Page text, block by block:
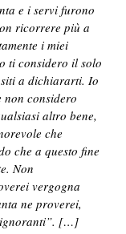
e i servi furono
ricorrere più a
i miei
ti considero il solo
a dichiararti. Io
considero
altro bene,
che
che a questo fine
Non
vergogna
ne proverei,
ignoranti”. […]